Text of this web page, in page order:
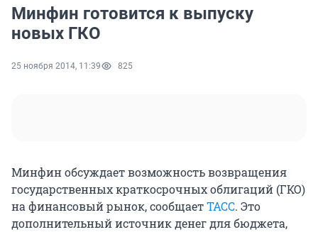
Минфин готовится к выпуску
новых ГКО
25 ноября 2014, 11:39 825
Минфин обсуждает возможность возвращения
государственных краткосрочных облигаций (ГКО)
на финансовый рынок, сообщаетТАСС. Это
дополнительный источник денег для бюджета,